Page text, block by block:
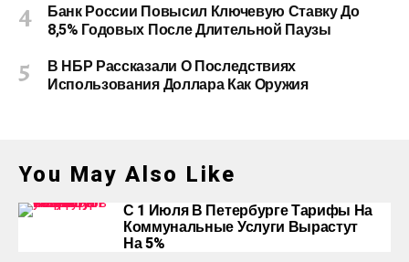
Банк России Повысил Ключевую Ставку До
8,5% Годовых После Длительной Паузы
В НБР Рассказали О Последствиях
Использования Доллара Как Оружия
You May Also Like
С 1 Июля В Петербурге Тарифы На
Коммунальные Услуги Вырастут
На 5%